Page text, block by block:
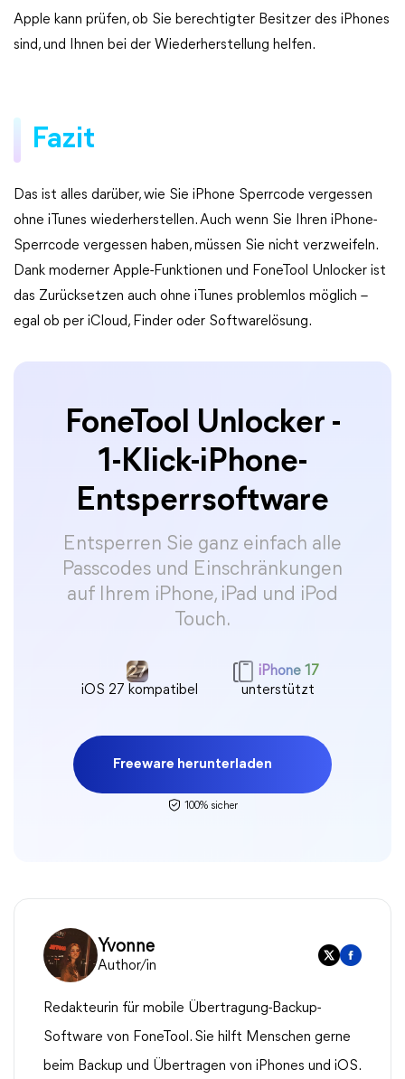
Apple kann prüfen, ob Sie berechtigter Besitzer des iPhones
sind, und Ihnen bei der Wiederherstellung helfen.
Fazit
Das ist alles darüber, wie Sie iPhone Sperrcode vergessen
ohne iTunes wiederherstellen. Auch wenn Sie Ihren iPhone-
Sperrcode vergessen haben, müssen Sie nicht verzweifeln.
Dank moderner Apple-Funktionen und FoneTool Unlocker ist
das Zurücksetzen auch ohne iTunes problemlos möglich –
egal ob per iCloud, Finder oder Softwarelösung.
FoneTool Unlocker -
1-Klick-iPhone-
Entsperrsoftware
Entsperren Sie ganz einfach alle
Passcodes und Einschränkungen
auf Ihrem iPhone, iPad und iPod
Touch.
iOS 27 kompatibel
iPhone 17
unterstützt
Freeware herunterladen
100% sicher
Yvonne
Author/in
Redakteurin für mobile Übertragung-Backup-
Software von FoneTool. Sie hilft Menschen gerne
beim Backup und Übertragen von iPhones und iOS.